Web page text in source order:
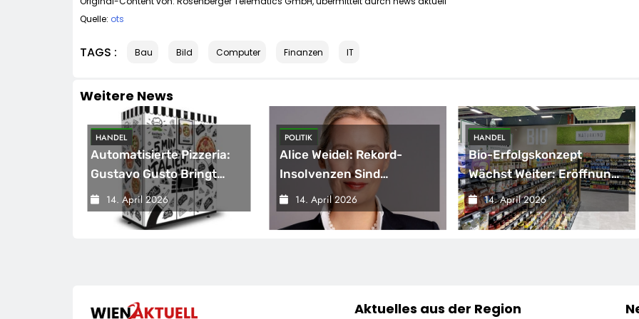
Quelle: ots
TAGS : Bau Bild Computer Finanzen IT
Weitere News
HANDEL
Automatisierte Pizzeria:
Gustavo Gusto Bringt
Innovationsprojekt
„Gustavomat“ An Den
14. April 2026
POLITIK
Alice Weidel: Rekord-
Insolvenzen Sind
Warnsignal –
Bundesregierung
Verschärft Die
14. April 2026
HANDEL
Bio-Erfolgskonzept
Wächst Weiter: Eröffnung
Der 200. NATURKIND-Welt
Bei EDEKA
14. April 2026
Aktuelles aus der Region